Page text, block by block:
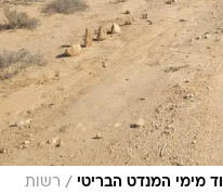
מימי המנדט הבריטי / רשות